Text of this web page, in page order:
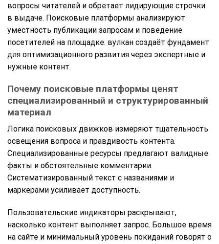
вопросы читателей и обретает лидирующие строчки
в выдаче. Поисковые платформы анализируют
уместность публикации запросам и поведение
посетителей на площадке. вулкан создаёт фундамент
для оптимизационного развития через экспертные и
нужные контент.
Почему поисковые платформы ценят
специализированный и структурированный
материал
Логика поисковых движков измеряют тщательность
освещения вопроса и правдивость контента.
Специализированные ресурсы предлагают валидные
факты и обстоятельные комментарии.
Систематизированный текст с названиями и
маркерами усиливает доступность.
Пользовательские индикаторы раскрывают,
насколько контент выполняет запрос. Большое время
на сайте и минимальный уровень покиданий говорят о